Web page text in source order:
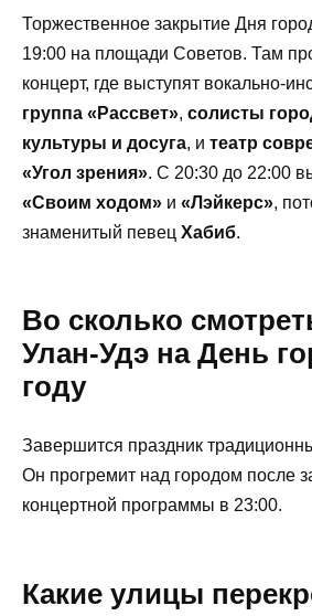
Торжественное закрытие Дня
19:00 на площади Советов. Там
концерт, где выступят вокально-
группа «Рассвет», солисты
культуры и досуга, и театр
«Угол зрения». С 20:30 до 22:00
«Своим ходом» и «Лэйкерс»,
знаменитый певец Хабиб.
Во сколько
Улан-Удэ на День
году
Завершится праздник
Он прогремит над городом после
концертной программы в 23:00.
Какие улицы